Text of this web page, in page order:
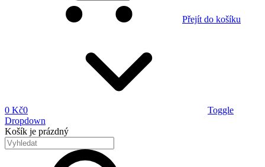
Přejít do košíku
0 Kč0
Toggle
Dropdown
Košík je prázdný